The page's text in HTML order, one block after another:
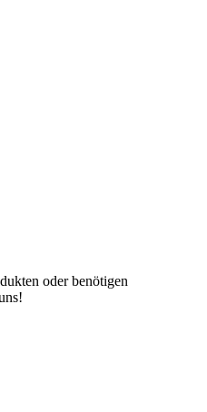
oder benötigen